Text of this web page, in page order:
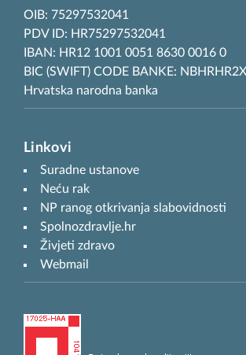
OIB: 75297532041
PDV ID: HR75297532041
IBAN: HR12 1001 0051 8630 0016 0
BIC (SWIFT) CODE BANKE: NBHRHR2X
Hrvatska narodna banka
Linkovi
Suradne ustanove
Neću rak
NP ranog otkrivanja slabovidnosti
Spolnozdravlje.hr
Živjeti zdravo
Webmail